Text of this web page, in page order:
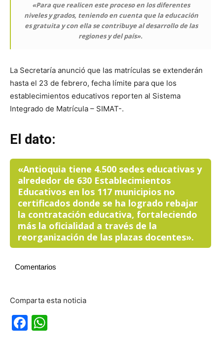
«Para que realicen este proceso en los diferentes
niveles y grados, teniendo en cuenta que la educación
es gratuita y con ella se contribuye al desarrollo de las
regiones y del país».
La Secretaría anunció que las matrículas se extenderán
hasta el 23 de febrero, fecha límite para que los
establecimientos educativos reporten al Sistema
Integrado de Matrícula – SIMAT-.
El dato:
«Antioquia tiene 4.500 sedes educativas y
alrededor de 630 Establecimientos
Educativos en los 117 municipios no
certificados donde se ha logrado rebajar
la contratación educativa, fortaleciendo
más la oficialidad a través de la
reorganización de las plazas docentes».
Comentarios
Comparta esta noticia
Facebook